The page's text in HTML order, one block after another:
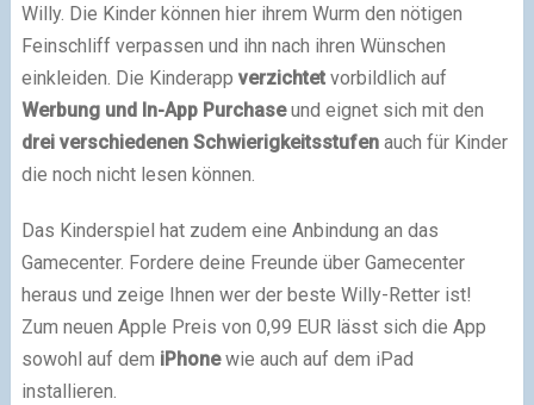
Willy. Die Kinder können hier ihrem Wurm den nötigen
Feinschliff verpassen und ihn nach ihren Wünschen
einkleiden. Die Kinderapp verzichtetvorbildlich auf
Werbung und In-App Purchaseund eignet sich mit den
drei verschiedenen Schwierigkeitsstufenauch für Kinder
die noch nicht lesen können.
Das Kinderspiel hat zudem eine Anbindung an das
Gamecenter. Fordere deine Freunde über Gamecenter
heraus und zeige Ihnen wer der beste Willy-Retter ist!
Zum neuen Apple Preis von 0,99 EUR lässt sich die App
sowohl auf dem iPhonewie auch auf dem iPad
installieren.